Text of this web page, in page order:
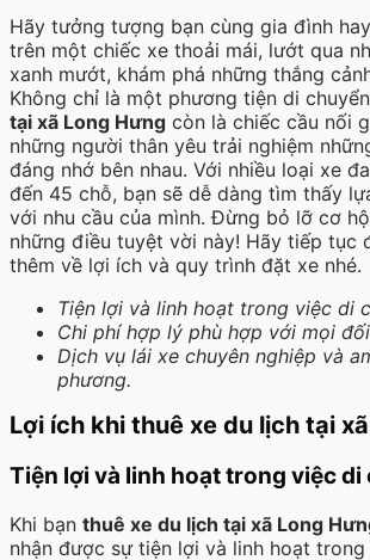
Hãy tưởng tượng bạn cùng gia đình
trên một chiếc xe thoải mái, lướt qua
xanh mướt, khám phá những thắng
Không chỉ là một phương tiện di
tại xã Long Hưng còn là chiếc cầu nối
những người thân yêu trải nghiệm
đáng nhớ bên nhau. Với nhiều loại xe
đến 45 chỗ, bạn sẽ dễ dàng tìm thấy
với nhu cầu của mình. Đừng bỏ lỡ cơ
những điều tuyệt vời này! Hãy tiếp tục
thêm về lợi ích và quy trình đặt xe nhé.
Tiện lợi và linh hoạt trong việc di
Chi phí hợp lý phù hợp với mọi
Dịch vụ lái xe chuyên nghiệp và
phương.
Lợi ích khi thuê xe du lịch tại
Tiện lợi và linh hoạt trong việc di
Khi bạn thuê xe du lịch tại xã Long
nhận được sự tiện lợi và linh hoạt